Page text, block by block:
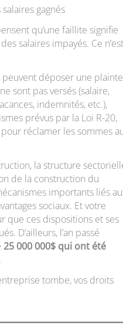
gagnés
qu’une faillite signifie
salaires impayés. Ce n’est
déposer une plainte
sont pas versés (salaire,
indemnités, etc.),
prévus par la Loi R-20,
réclamer les sommes
la structure
de la construction du
importants liés
sociaux. Et votre
que ces dispositions et ses
D’ailleurs, l’an passé
25 000 000$ qui ont été
tombe, vos droits